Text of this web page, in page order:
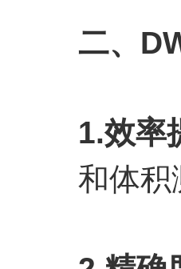
二、
1.效率
和体积